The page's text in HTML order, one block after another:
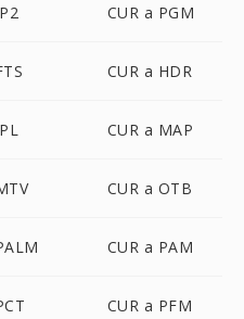
CUR a PGM
CUR a HDR
CUR a MAP
CUR a OTB
CUR a PAM
CUR a PFM